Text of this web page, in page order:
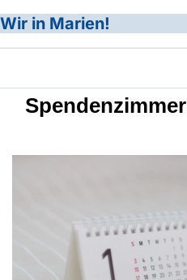
Wir in Marien!
Spendenzimmer